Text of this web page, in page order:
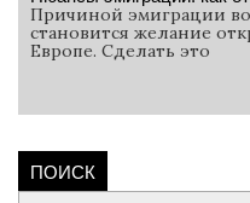
Причиной эмиграции
становится желание
Европе. Сделать это
ПОИСК